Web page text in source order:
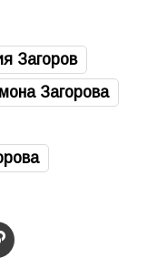
Загоров
Загорова